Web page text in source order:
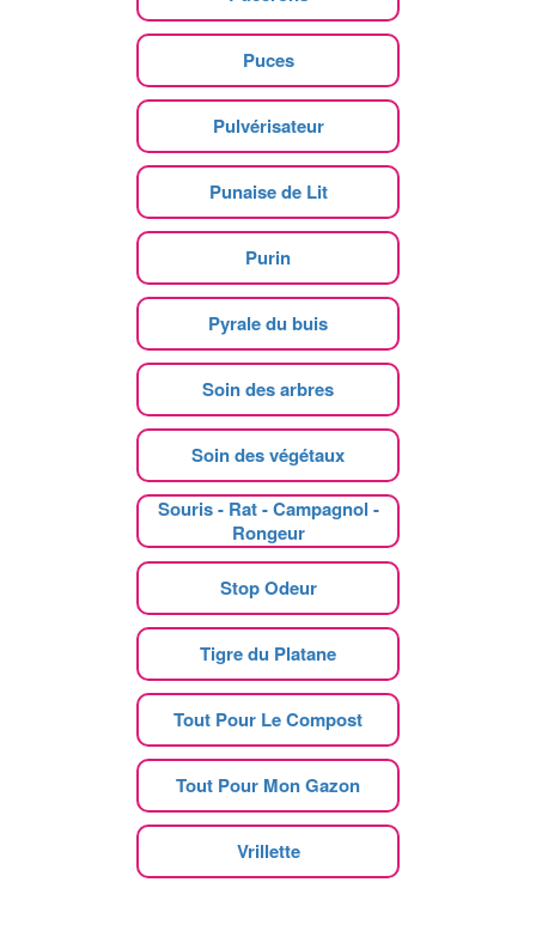
Puces
Pulvérisateur
Punaise de Lit
Purin
Pyrale du buis
Soin des arbres
Soin des végétaux
Souris - Rat - Campagnol -
Rongeur
Stop Odeur
Tigre du Platane
Tout Pour Le Compost
Tout Pour Mon Gazon
Vrillette